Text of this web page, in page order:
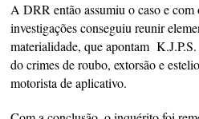
A DRR então assumiu o caso e com
investigações conseguiu reunir
materialidade, que apontam
do crimes de roubo, extorsão e
motorista de aplicativo.